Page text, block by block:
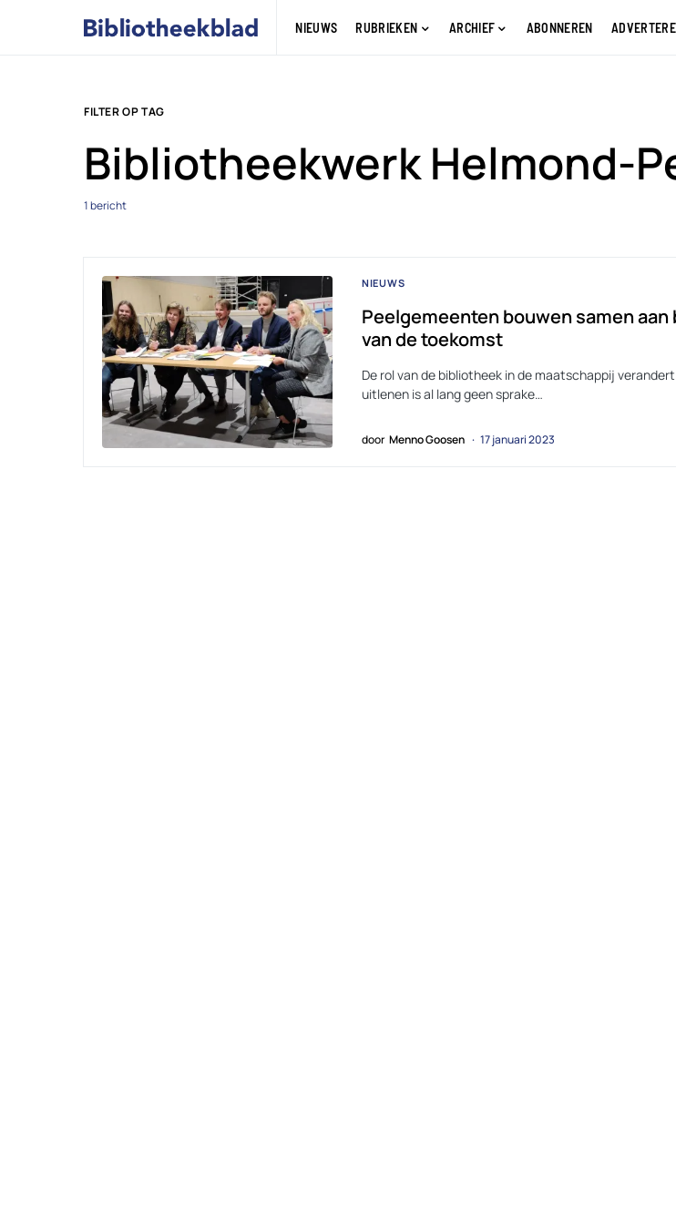
NIEUWS RUBRIEKEN ARCHIEF ABONNEREN
FILTER OP TAG
Bibliotheekwerk Helmond-
1 bericht
NIEUWS
Peelgemeenten bouwen samen
van de toekomst
De rol van de bibliotheek in de maatschappij
uitlenen is al lang geen sprake…
door Menno Goosen 17 januari 2023